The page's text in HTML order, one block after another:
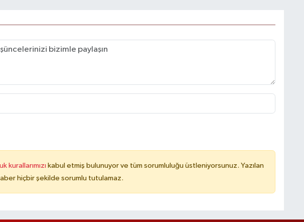
kurallarımızı kabul etmiş bulunuyor ve tüm sorumluluğu üstleniyorsunuz. Yazılan
hiçbir şekilde sorumlu tutulamaz.